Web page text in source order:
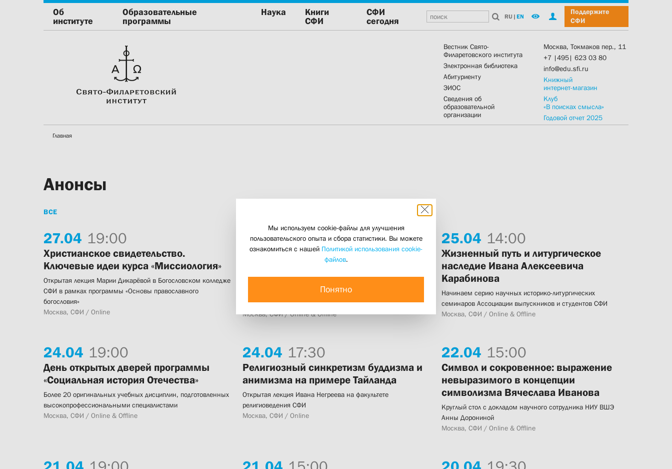
Об
институте
Образовательные
программы
Наука
Книги
СФИ
СФИ
сегодня
RU | EN
Поддержите
СФИ
Вестник Свято-
Филаретовского института
Электронная библиотека
Абитуриенту
ЭИОС
Сведения об
образовательной
организации
Москва, Токмаков пер., 11
+7 |495| 623 03 80
info@edu.sfi.ru
Книжный
интернет-магазин
Клуб
«В поисках смысла»
Годовой отчет 2025
Главная
Анонсы
ВСЕ
27.04 19:00
Христианское свидетельство.
Ключевые идеи курса «Миссиология»
Открытая лекция Марии Дикарёвой в Богословском колледже
СФИ в рамках программы «Основы православного
богословия»
Москва, СФИ / Online
25.04 14:30
«Я хлеб живой, сошедший с Небес»:
новая манна и новый исход в
Евангелии от Иоанна
Круглый стол с участием старшего преподавателя СФИ Глеба
Ястребова
Москва, СФИ / Online & Offline
25.04 14:00
Жизненный путь и литургическое
наследие Ивана Алексеевича
Карабинова
Начинаем серию научных историко-литургических
семинаров Ассоциации выпускников и студентов СФИ
Москва, СФИ / Online & Offline
24.04 19:00
День открытых дверей программы
«Социальная история Отечества»
Более 20 оригинальных учебных дисциплин, подготовленных
высокопрофессиональными специалистами
Москва, СФИ / Online & Offline
24.04 17:30
Религиозный синкретизм буддизма и
анимизма на примере Тайланда
Открытая лекция Ивана Негреева на факультете
религиоведения СФИ
Москва, СФИ / Online
22.04 15:00
Символ и сокровенное: выражение
невыразимого в концепции
символизма Вячеслава Иванова
Круглый стол с докладом научного сотрудника НИУ ВШЭ
Анны Дорониной
Москва, СФИ / Online & Offline
Мы используем cookie-файлы для улучшения
пользовательского опыта и сбора статистики. Вы можете
ознакомиться с нашей Политикой использования cookie-
файлов.
Понятно